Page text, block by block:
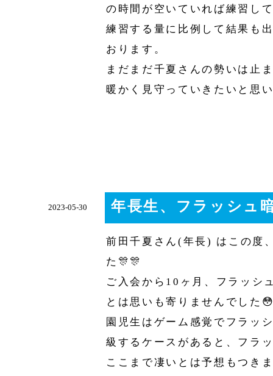
の時間が空いていれば練習し
練習する量に比例して結果も
おります。
まだまだ千夏さんの勢いは止
暖かく見守っていきたいと思
2023-05-30 年長生、フラッシュ暗
前田千夏さん(年長) はこの度
た🎊🎊
ご入会から10ヶ月、フラッシ
とは思いも寄りませんでした
園児生はゲーム感覚でフラッ
級するケースがあると、フラ
ここまで凄いとは予想もつき